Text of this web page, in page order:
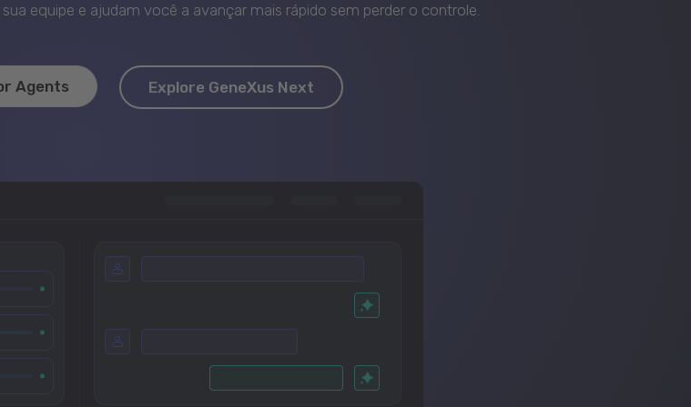
equipe e ajudam você a avançar mais rápido sem perder o controle.
Agents Explore GeneXus Next